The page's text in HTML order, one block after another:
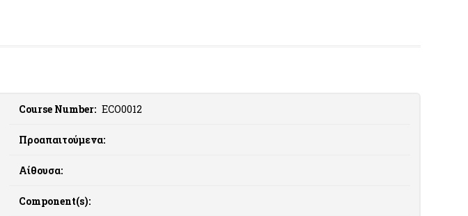
Course Number: ECO0012
Προαπαιτούμενα:
Αίθουσα:
Component(s):